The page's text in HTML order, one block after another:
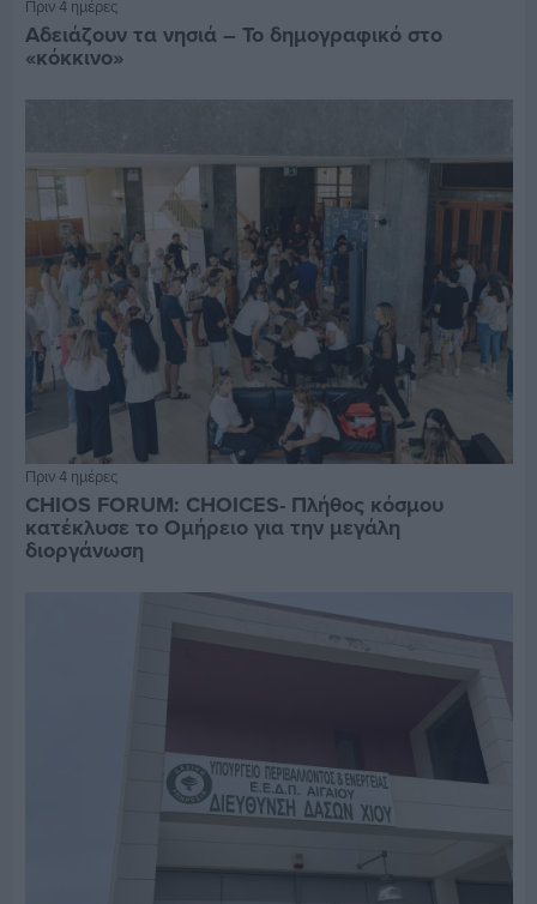
Πριν 4 ημέρες
Αδειάζουν τα νησιά – Το δημογραφικό στο
«κόκκινο»
Πριν 4 ημέρες
CHIOS FORUM: CHOICES- Πλήθος κόσμου
κατέκλυσε το Ομήρειο για την μεγάλη
διοργάνωση